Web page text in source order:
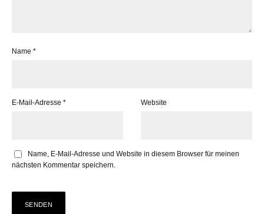
Name *
E-Mail-Adresse * Website
Name, E-Mail-Adresse und Website in diesem Browser für meinen
nächsten Kommentar speichern.